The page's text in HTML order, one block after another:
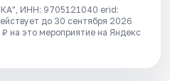
ИНН: 9705121040 erid:
до 30 сентября 2026
на это мероприятие на Яндекс